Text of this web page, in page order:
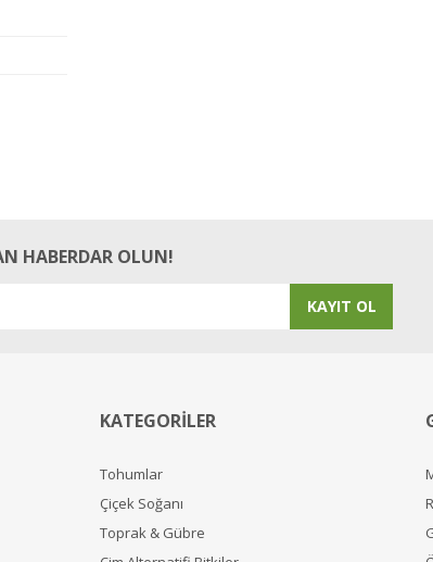
HABERDAR OLUN!
KAYIT OL
KATEGORİLER
Tohumlar
Çiçek Soğanı
Toprak & Gübre